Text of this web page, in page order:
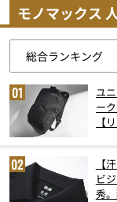
モノマックス
ユ
ー
【
【
ビ
秀